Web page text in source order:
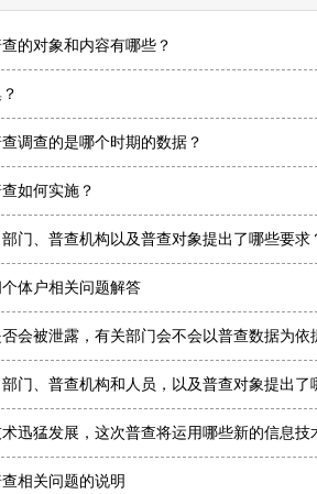
的对象和内容有哪些？
调查的是哪个时期的数据？
如何实施？
门、普查机构以及普查对象提出了哪些要求
体户相关问题解答
会被泄露，有关部门会不会以普查数据为
门、普查机构和人员，以及普查对象提出了
迅猛发展，这次普查将运用哪些新的信息技
相关问题的说明